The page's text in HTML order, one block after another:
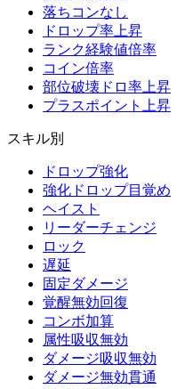
落ちコンなし
ドロップ率上昇
ランク経験値倍率
コイン倍率
部位破壊ドロ率上昇
プラスポイント上昇
スキル別
ドロップ強化
強化ドロップ目覚め
ヘイスト
リーダーチェンジ
ロック
遅延
固定ダメージ
覚醒無効回復
コンボ加算
属性吸収無効
ダメージ吸収無効
ダメージ無効貫通